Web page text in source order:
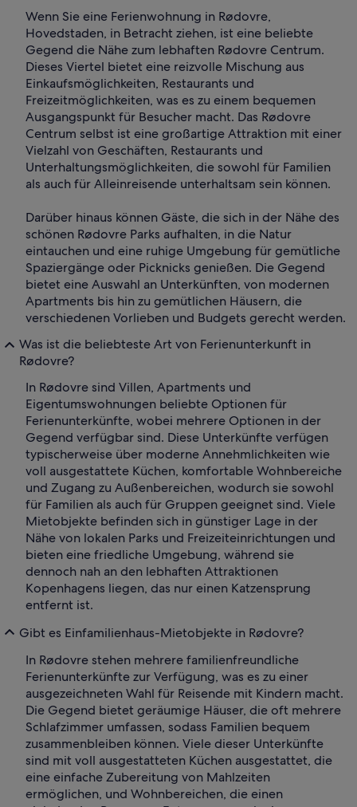
Wenn Sie eine Ferienwohnung in Rødovre,
Hovedstaden, in Betracht ziehen, ist eine beliebte
Gegend die Nähe zum lebhaften Rødovre Centrum.
Dieses Viertel bietet eine reizvolle Mischung aus
Einkaufsmöglichkeiten, Restaurants und
Freizeitmöglichkeiten, was es zu einem bequemen
Ausgangspunkt für Besucher macht. Das Rødovre
Centrum selbst ist eine großartige Attraktion mit einer
Vielzahl von Geschäften, Restaurants und
Unterhaltungsmöglichkeiten, die sowohl für Familien
als auch für Alleinreisende unterhaltsam sein können.
Darüber hinaus können Gäste, die sich in der Nähe des
schönen Rødovre Parks aufhalten, in die Natur
eintauchen und eine ruhige Umgebung für gemütliche
Spaziergänge oder Picknicks genießen. Die Gegend
bietet eine Auswahl an Unterkünften, von modernen
Apartments bis hin zu gemütlichen Häusern, die
verschiedenen Vorlieben und Budgets gerecht werden.
Was ist die beliebteste Art von Ferienunterkunft in
Rødovre?
In Rødovre sind Villen, Apartments und
Eigentumswohnungen beliebte Optionen für
Ferienunterkünfte, wobei mehrere Optionen in der
Gegend verfügbar sind. Diese Unterkünfte verfügen
typischerweise über moderne Annehmlichkeiten wie
voll ausgestattete Küchen, komfortable Wohnbereiche
und Zugang zu Außenbereichen, wodurch sie sowohl
für Familien als auch für Gruppen geeignet sind. Viele
Mietobjekte befinden sich in günstiger Lage in der
Nähe von lokalen Parks und Freizeiteinrichtungen und
bieten eine friedliche Umgebung, während sie
dennoch nah an den lebhaften Attraktionen
Kopenhagens liegen, das nur einen Katzensprung
entfernt ist.
Gibt es Einfamilienhaus-Mietobjekte in Rødovre?
In Rødovre stehen mehrere familienfreundliche
Ferienunterkünfte zur Verfügung, was es zu einer
ausgezeichneten Wahl für Reisende mit Kindern macht.
Die Gegend bietet geräumige Häuser, die oft mehrere
Schlafzimmer umfassen, sodass Familien bequem
zusammenbleiben können. Viele dieser Unterkünfte
sind mit voll ausgestatteten Küchen ausgestattet, die
eine einfache Zubereitung von Mahlzeiten
ermöglichen, und Wohnbereichen, die einen